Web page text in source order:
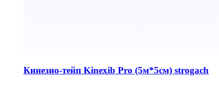
Кинезио-тейп Kinexib Pro (5м*5см) strogach